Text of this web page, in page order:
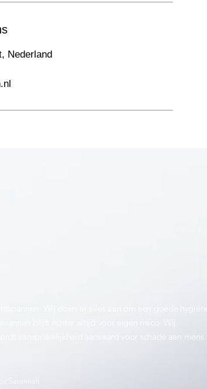
Nederland
Wij doen er alles aan om een goede hygiëne,
aansprakelijkheid aanvaard voor schade aan mens